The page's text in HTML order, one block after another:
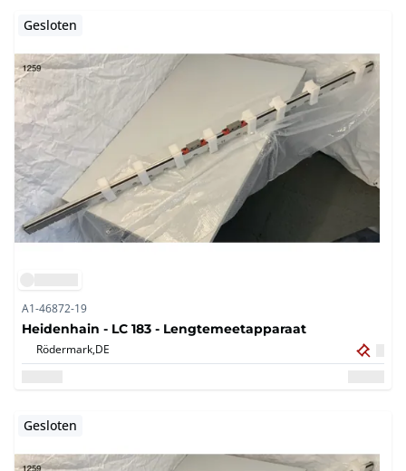
Gesloten
A1-46872-19
Heidenhain - LC 183 - Lengtemeetapparaat
Rödermark,DE
Gesloten